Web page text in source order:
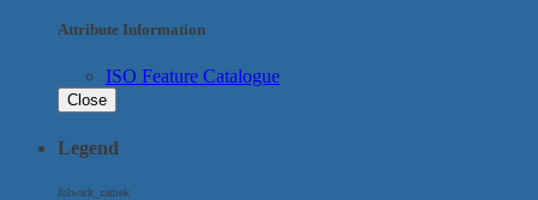
Attribute Information
ISO Feature Catalogue
Close
Legend
folwark_zamek